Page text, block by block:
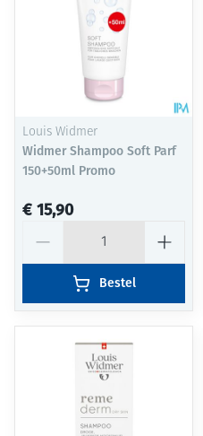
Louis Widmer
Widmer Shampoo Soft Parf
150+50ml Promo
€ 15,90
Bestel